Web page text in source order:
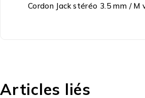
Cordon Jack stéréo 3.5 mm / M
Articles liés